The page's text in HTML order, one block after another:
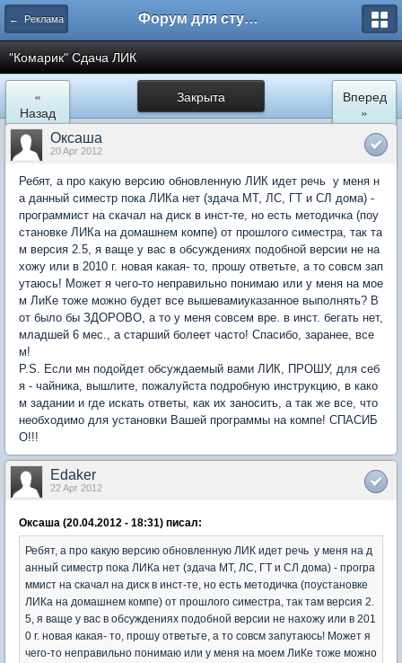
← Реклама Форум для студента СГА
"Комарик" Сдача ЛИК
Закрыта
«
Назад
Вперед
»
Оксаша
20 Apr 2012
Ребят, а про какую версию обновленную ЛИК идет речь у меня н
а данный симестр пока ЛИКа нет (здача МТ, ЛС, ГТ и СЛ дома) -
программист на скачал на диск в инст-те, но есть методичка (поу
становке ЛИКа на домашнем компе) от прошлого симестра, так та
м версия 2.5, я ваще у вас в обсуждениях подобной версии не на
хожу или в 2010 г. новая какая- то, прошу ответьте, а то совсм зап
утаюсь! Может я чего-то неправильно понимаю или у меня на мое
м ЛиКе тоже можно будет все вышевамиуказанное выполнять? В
от было бы ЗДОРОВО, а то у меня совсем вре. в инст. бегать нет,
младшей 6 мес., а старший болеет часто! Спасибо, заранее, все
м!
P.S. Если мн подойдет обсуждаемый вами ЛИК, ПРОШУ, для себ
я - чайника, вышлите, пожалуйста подробную инструкцию, в како
м задании и где искать ответы, как их заносить, а так же все, что
необходимо для установки Вашей программы на компе! СПАСИБ
О!!!
Edaker
22 Apr 2012
Оксаша (20.04.2012 - 18:31) писал:
Ребят, а про какую версию обновленную ЛИК идет речь у меня на д
анный симестр пока ЛИКа нет (здача МТ, ЛС, ГТ и СЛ дома) - програ
ммист на скачал на диск в инст-те, но есть методичка (поустановке
ЛИКа на домашнем компе) от прошлого симестра, так там версия 2.
5, я ваще у вас в обсуждениях подобной версии не нахожу или в 201
0 г. новая какая- то, прошу ответьте, а то совсм запутаюсь! Может я
чего-то неправильно понимаю или у меня на моем ЛиКе тоже можно